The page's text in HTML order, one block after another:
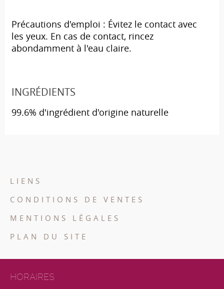
Précautions d'emploi : Évitez le contact avec
les yeux. En cas de contact, rincez
abondamment à l'eau claire.
INGRÉDIENTS
99.6% d'ingrédient d'origine naturelle
LIENS
CONDITIONS DE VENTES
MENTIONS LÉGALES
PLAN DU SITE
HORAIRES